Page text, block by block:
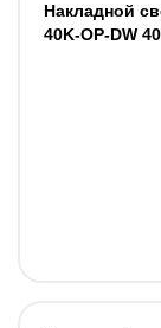
Накладной
40K-OP-DW